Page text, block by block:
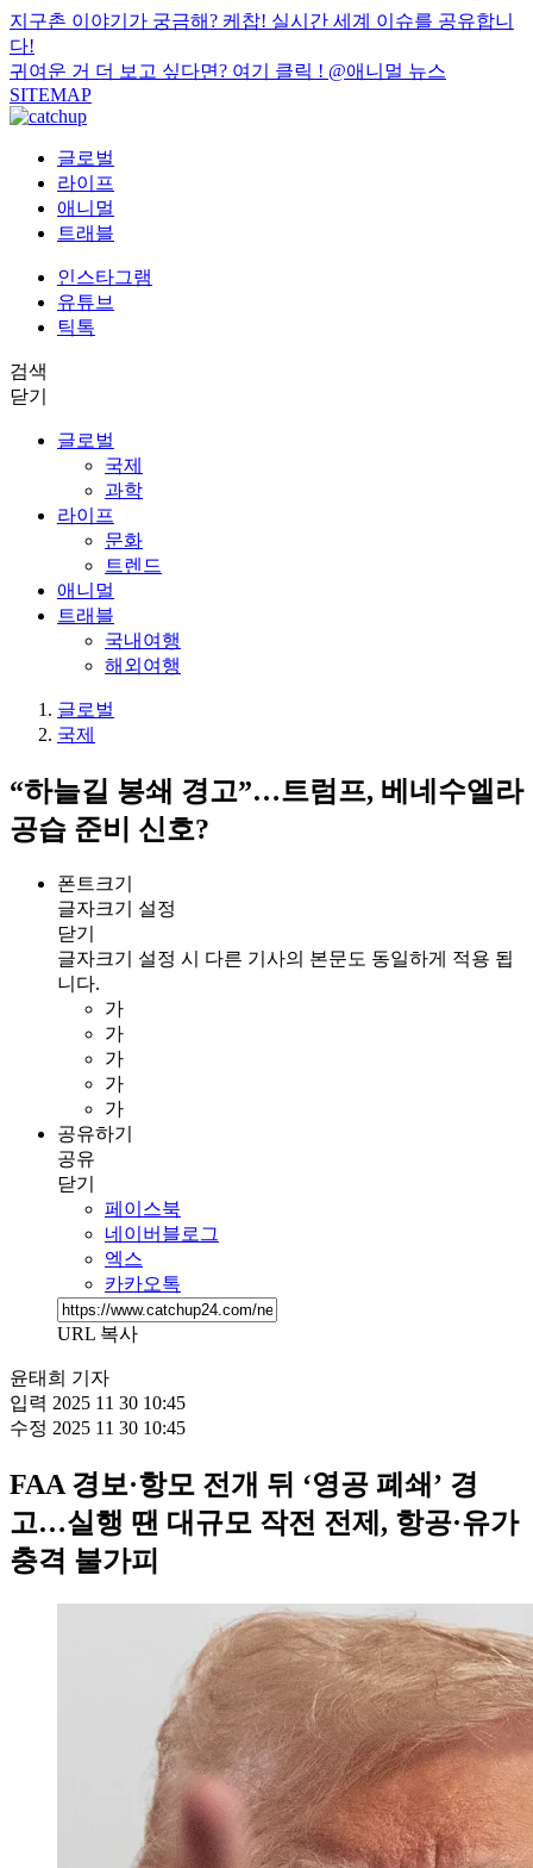
지구촌 이야기가 궁금해? 케찹! 실시간 세계 이슈를 공유합니
다!
귀여운 거 더 보고 싶다면? 여기 클릭 ! @애니멀 뉴스
SITEMAP
글로벌
라이프
애니멀
트래블
인스타그램
유튜브
틱톡
검색
닫기
글로벌
국제
과학
라이프
문화
트렌드
애니멀
트래블
국내여행
해외여행
글로벌
국제
“하늘길 봉쇄 경고”…트럼프, 베네수엘라
공습 준비 신호?
폰트크기
글자크기 설정
닫기
글자크기 설정 시 다른 기사의 본문도 동일하게 적용 됩
니다.
가
가
가
가
가
공유하기
공유
닫기
페이스북
네이버블로그
엑스
카카오톡
URL 복사
윤태희 기자
입력 2025 11 30 10:45
수정 2025 11 30 10:45
FAA 경보·항모 전개 뒤 ‘영공 폐쇄’ 경
고…실행 땐 대규모 작전 전제, 항공·유가
충격 불가피